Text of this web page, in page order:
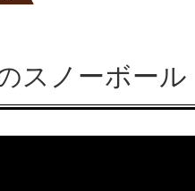
スノーボール